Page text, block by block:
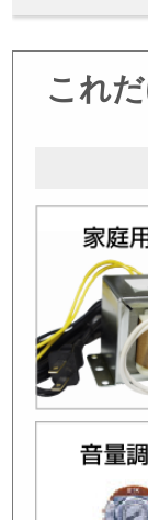
これ